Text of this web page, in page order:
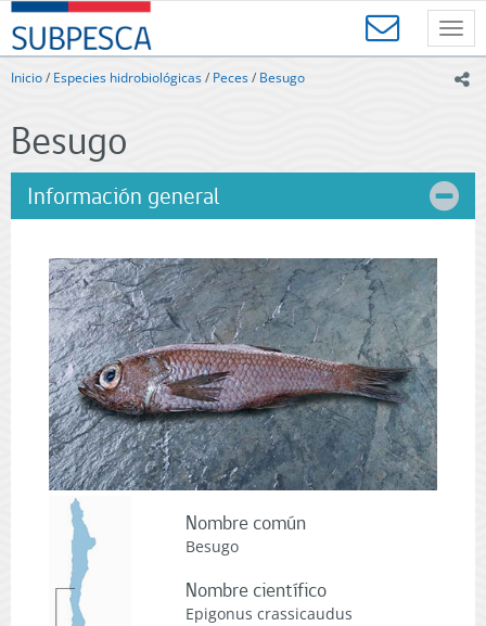
Contenido
principal
SUBPESCA
-
Subsecretaría
y
Acuicultura
-
Gobierno
de
Inicio/ Especies hidrobiológicas/ Peces/ Besugo
Besugo
Información general
Nombre común
Besugo
Nombre científico
Epigonus crassicaudus